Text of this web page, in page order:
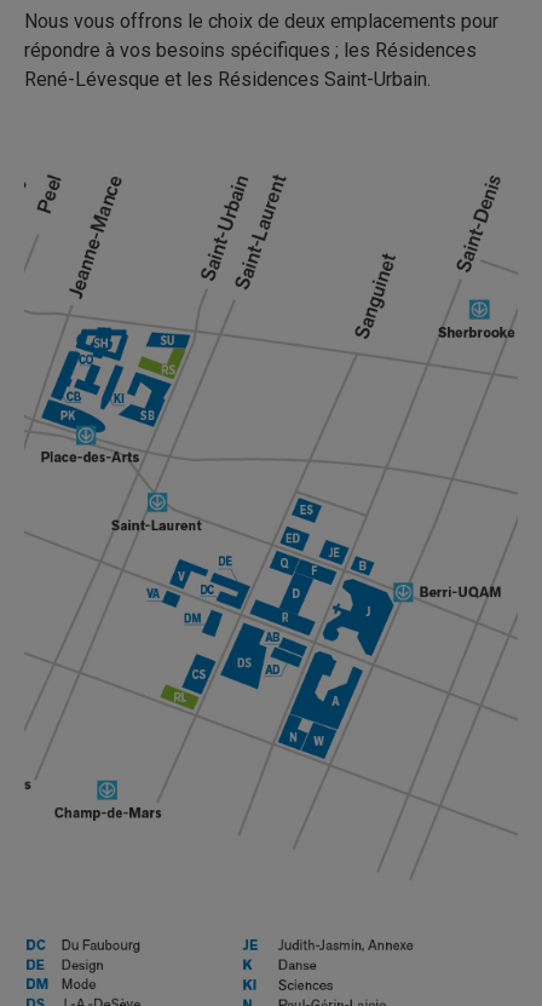
Nous vous offrons le choix de deux emplacements pour
répondre à vos besoins spécifiques ; les Résidences
René-Lévesque et les Résidences Saint-Urbain.